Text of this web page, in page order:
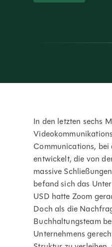
In den letzten sechs
Communications, bei
entwickelt, die von
massive
befand sich das
USD hatte Zoom
Doch als die
Buchhaltungsteam
Unternehmens